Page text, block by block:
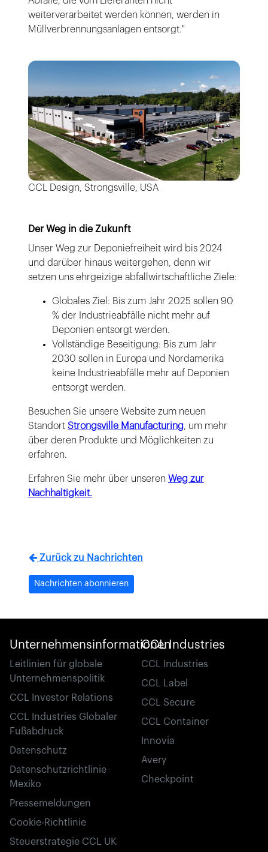
weiterverarbeitet werden können, werden in
Müllverbrennungsanlagen entsorgt."
CCL Design, Strongsville, USA
Der Weg in die Zukunft
Unser Weg zur Deponiefreiheit wird bis 2024
und darüber hinaus weitergehen, denn wir
setzen uns ehrgeizige abfallwirtschaftliche Ziele:
Globales Ziel: Bis zum Jahr 2025 sollen 90
% der Industrieabfälle nicht mehr auf
Deponien entsorgt werden.
Vollständige Beseitigung: Bis zum Jahr
2030 sollen in Europa und Nordamerika
keine Industrieabfälle mehr auf Deponien
entsorgt werden.
Besuchen Sie unsere Website zum neuen
Standort Strongsville Manufacturing, um mehr
über deren Produkte und Möglichkeiten zu
erfahren.
Erfahren Sie mehr über unseren Weg zur
Nachhaltigkeit.
Zurück zu Nachrichten
Nachrichten abonnieren
Unternehmensinformationen
Leitlinien für globale
Unternehmenspolitik
CCL Investor Relations
CCL Industries Globaler
Fußabdruck
Datenschutz
Datenschutzrichtlinie
Mexiko
Pressemeldungen
Cookie-Richtlinie
Steuerstrategie CCL UK
CCL Industries
CCL Industries
CCL Label
CCL Secure
CCL Container
Innovia
Avery
Checkpoint